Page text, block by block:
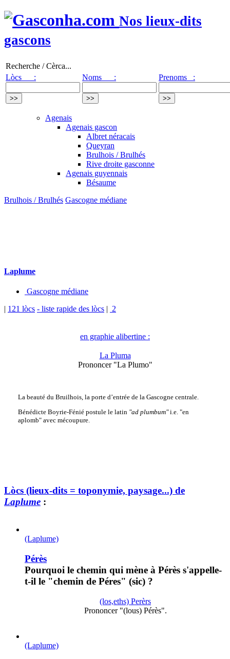
Nos lieux-dits
gascons
Recherche / Cèrca...
Lòcs :
Noms : Prenoms :
Agenais
Agenais gascon
Albret néracais
Queyran
Brulhois / Brulhés
Rive droite gasconne
Agenais guyennais
Bésaume
Brulhois / Brulhés Gascogne médiane
Laplume
Gascogne médiane
| 121 lòcs - liste rapide des lòcs | 2
en graphie alibertine :
La Pluma
Prononcer "La Plumo"
La beauté du Bruilhois, la porte d’entrée de la Gascogne centrale.
Bénédicte Boyrie-Fénié postule le latin "ad plumbum"i.e. "en
aplomb" avec mécoupure.
Lòcs (lieux-dits = toponymie, paysage...) de
Laplume :
(Laplume)
Pérès
Pourquoi le chemin qui mène à Pérès s'appelle-
t-il le "chemin de Péres" (sic) ?
(los,eths) Perèrs
Prononcer "(lous) Pérès".
(Laplume)